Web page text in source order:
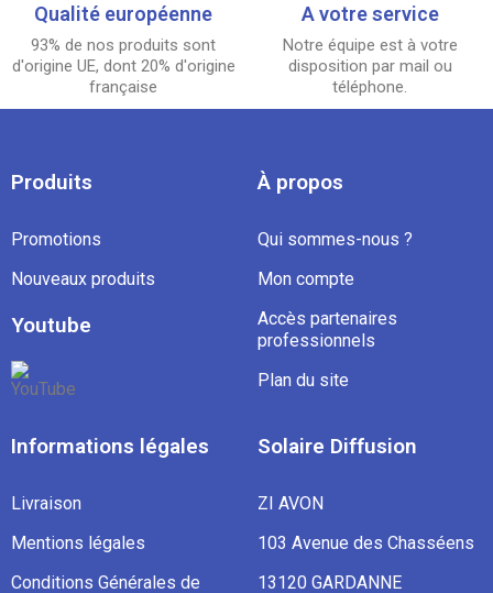
Qualité européenne
93% de nos produits sont
d'origine UE, dont 20% d'origine
française
A votre service
Notre équipe est à votre
disposition par mail ou
téléphone.
Produits
Promotions
Nouveaux produits
Youtube
À propos
Qui sommes-nous ?
Mon compte
Accès partenaires
professionnels
Plan du site
Informations légales
Livraison
Mentions légales
Conditions Générales de
Solaire Diffusion
ZI AVON
103 Avenue des Chasséens
13120 GARDANNE